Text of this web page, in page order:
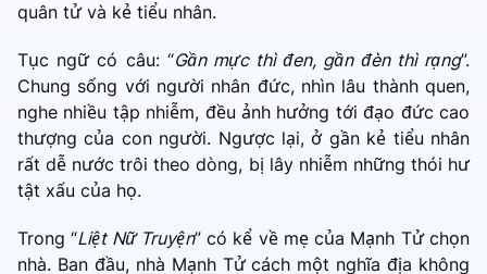
quân tử và kẻ tiểu nhân.
Tục ngữ có câu: “Gần mực thì đen, gần đèn thì rạng”.
Chung sống với người nhân đức, nhìn lâu thành quen,
nghe nhiều tập nhiễm, đều ảnh hưởng tới đạo đức cao
thượng của con người. Ngược lại, ở gần kẻ tiểu nhân
rất dễ nước trôi theo dòng, bị lây nhiễm những thói hư
tật xấu của họ.
Trong “Liệt Nữ Truyện” có kể về mẹ của Mạnh Tử chọn
nhà. Ban đầu, nhà Mạnh Tử cách một nghĩa địa không